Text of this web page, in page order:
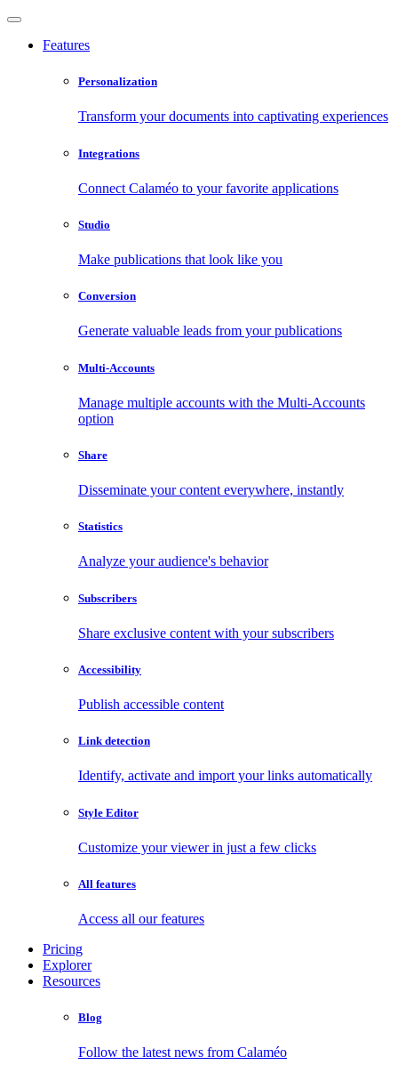
Features
Personalization
Transform your documents into captivating experiences
Integrations
Connect Calaméo to your favorite applications
Studio
Make publications that look like you
Conversion
Generate valuable leads from your publications
Multi-Accounts
Manage multiple accounts with the Multi-Accounts
option
Share
Disseminate your content everywhere, instantly
Statistics
Analyze your audience's behavior
Subscribers
Share exclusive content with your subscribers
Accessibility
Publish accessible content
Link detection
Identify, activate and import your links automatically
Style Editor
Customize your viewer in just a few clicks
All features
Access all our features
Pricing
Explorer
Resources
Blog
Follow the latest news from Calaméo